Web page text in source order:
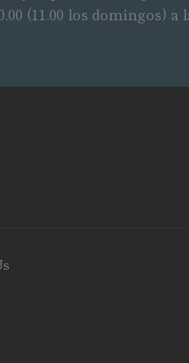
(11.00 los domingos) a